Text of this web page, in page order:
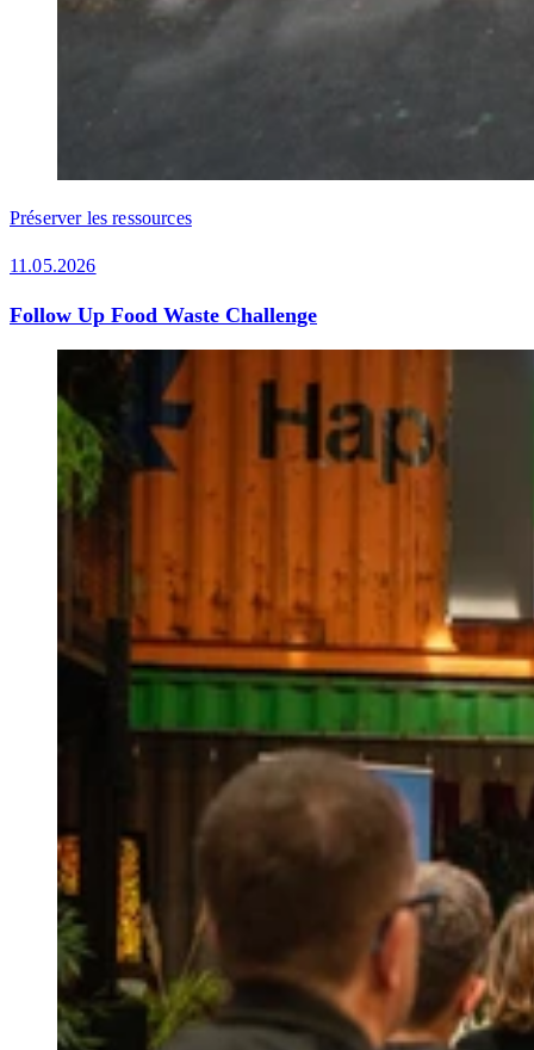
Préserver les ressources
11.05.2026
Follow Up Food Waste Challenge